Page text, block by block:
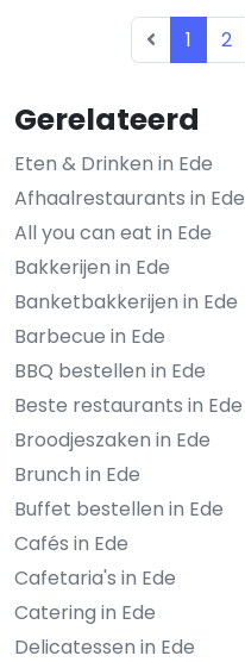
Gerelateerd
Eten & Drinken in Ede
Afhaalrestaurants in Ede
All you can eat in Ede
Bakkerijen in Ede
Banketbakkerijen in Ede
Barbecue in Ede
BBQ bestellen in Ede
Beste restaurants in Ede
Broodjeszaken in Ede
Brunch in Ede
Buffet bestellen in Ede
Cafés in Ede
Cafetaria's in Ede
Catering in Ede
Delicatessen in Ede
1 2